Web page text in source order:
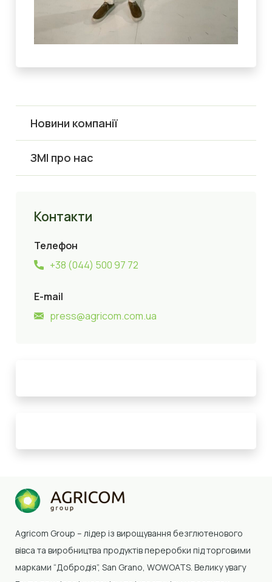
Новини компанії
ЗМІ про нас
Контакти
Телефон
+38 (044) 500 97 72
E-mail
press@agricom.com.ua
Agricom Group – лідер із вирощування безглютенового
вівса та виробництва продуктів переробки під торговими
марками “Добродія”, San Grano, WOWOATS. Велику увагу